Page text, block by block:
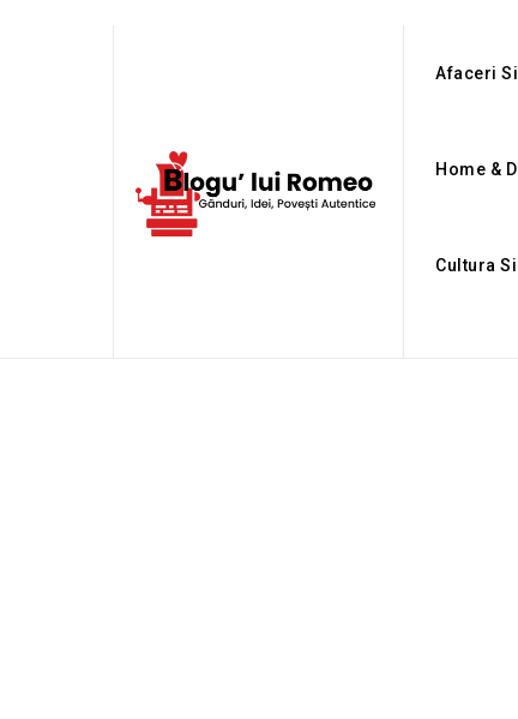
Afaceri
Home &
Cultura